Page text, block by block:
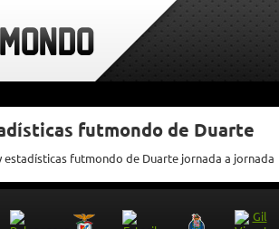
futmondo de Duarte
estadísticas futmondo de Duarte jornada a jornada